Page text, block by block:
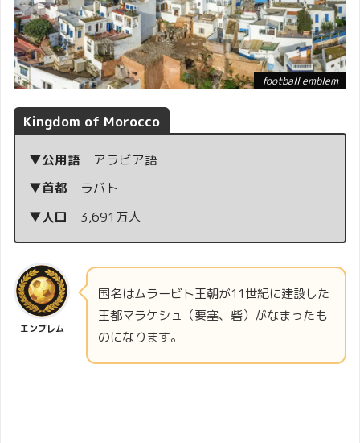
football emblem
Kingdom of Morocco
▼公用語 アラビア語
▼首都 ラバト
▼人口 3,691万人
エンブレム
国名はムラービト王朝が11世紀に建設した
王都マラケシュ（要塞、砦）がなまったも
のになります。